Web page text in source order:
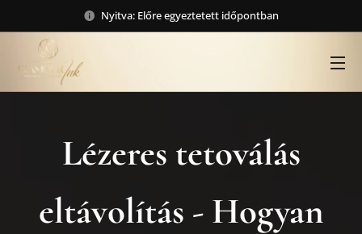
Nyitva: Előre egyeztetett időpontban
Lézeres tetoválás
eltávolítás - Hogyan